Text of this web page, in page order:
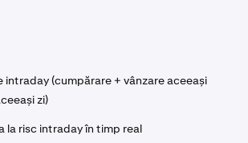
intraday (cumpărare + vânzare aceeași
zi)
la risc intraday în timp real